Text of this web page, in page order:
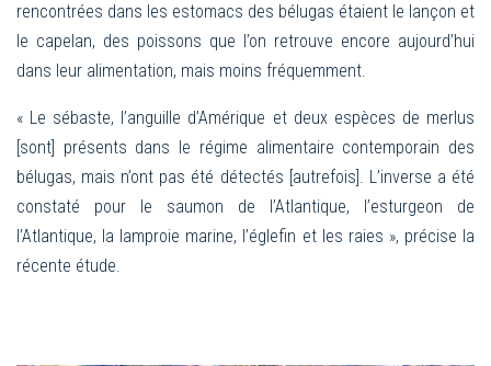
rencontrées dans les estomacs des bélugas étaient le lançon et
le capelan, des poissons que l’on retrouve encore aujourd’hui
dans leur alimentation, mais moins fréquemment.
« Le sébaste, l’anguille d’Amérique et deux espèces de merlus
[sont] présents dans le régime alimentaire contemporain des
bélugas, mais n’ont pas été détectés [autrefois]. L’inverse a été
constaté pour le saumon de l’Atlantique, l’esturgeon de
l’Atlantique, la lamproie marine, l’églefin et les raies », précise la
récente étude.